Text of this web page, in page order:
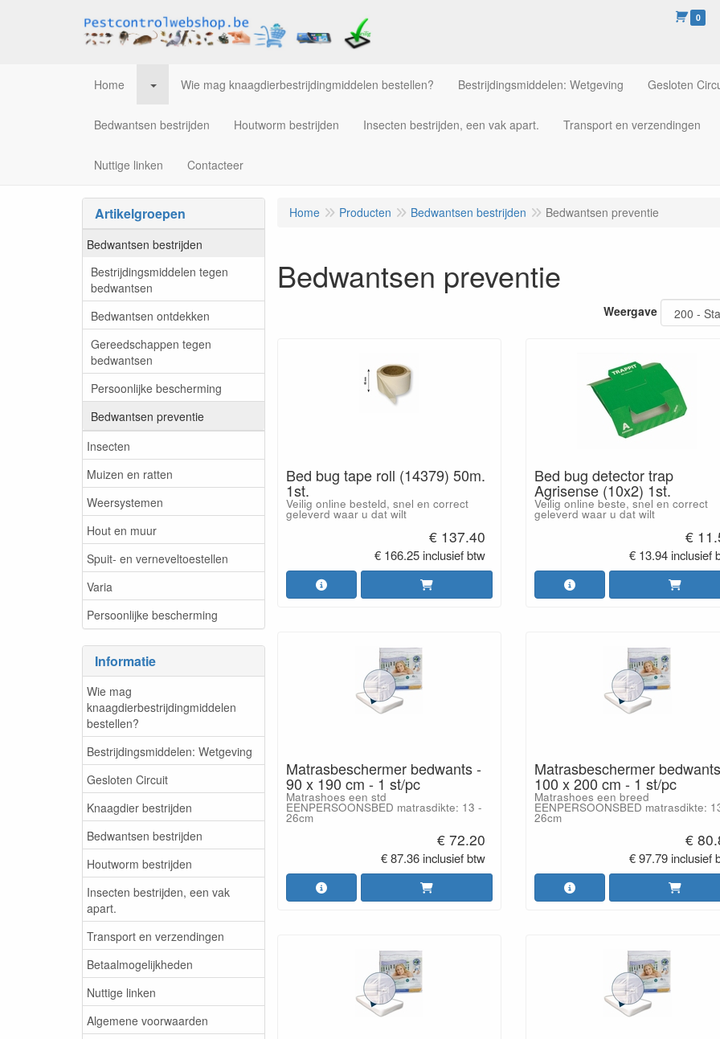
0
Home Wie mag knaagdierbestrijdingmiddelen bestellen? Bestrijdingsmiddelen: Wetgeving Gesloten
Bedwantsen bestrijden Houtworm bestrijden Insecten bestrijden, een vak apart. Transport en verzendingen
Nuttige linken Contacteer
Artikelgroepen
Bedwantsen bestrijden
Bestrijdingsmiddelen tegen
bedwantsen
Bedwantsen ontdekken
Gereedschappen tegen
bedwantsen
Persoonlijke bescherming
Bedwantsen preventie
Insecten
Muizen en ratten
Weersystemen
Hout en muur
Spuit- en verneveltoestellen
Varia
Persoonlijke bescherming
Informatie
Wie mag
knaagdierbestrijdingmiddelen
bestellen?
Bestrijdingsmiddelen: Wetgeving
Gesloten Circuit
Knaagdier bestrijden
Bedwantsen bestrijden
Houtworm bestrijden
Insecten bestrijden, een vak
apart.
Transport en verzendingen
Betaalmogelijkheden
Nuttige linken
Algemene voorwaarden
Home Producten Bedwantsen bestrijden Bedwantsen preventie
Bedwantsen preventie
Weergave
Bed bug tape roll (14379) 50m.
1st.
Veilig online besteld, snel en correct
geleverd waar u dat wilt
€ 137.40
€ 166.25 inclusief btw
Bed bug detector trap
Agrisense (10x2) 1st.
Veilig online beste, snel en correct
geleverd waar u dat wilt
€
€ 13.94 inclusief
Matrasbeschermer bedwants -
90 x 190 cm - 1 st/pc
Matrashoes een std
EENPERSOONSBED matrasdikte: 13 -
26cm
€ 72.20
€ 87.36 inclusief btw
Matrasbeschermer
100 x 200 cm - 1 st/pc
Matrashoes een breed
EENPERSOONSBED matrasdikte:
26cm
€
€ 97.79 inclusief